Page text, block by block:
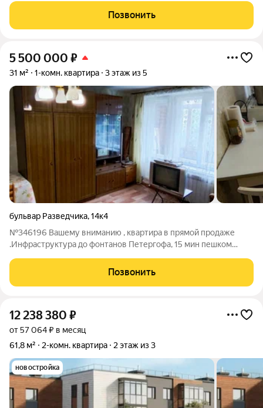
Удобная, классическая планировка. Общая площадь квартиры -
37 м, высота потолка 2.85
Позвонить
5 500 000 ₽
31 м² 1-комн. квартира 3 этаж из 5
бульвар Разведчика,14к4
№346196 Вашему вниманию , квартира в прямой продаже
.Инфраструктура до фонтанов Петергофа, 15 мин пешком
транспорт и главное тишина .зелень и комфорт ..Дом
кирпичный .парадная чистая,
Позвонить
12 238 380 ₽
от 57 064 ₽ в месяц
61,8 м²
2-комн. квартира 2 этаж из 3
новостройка